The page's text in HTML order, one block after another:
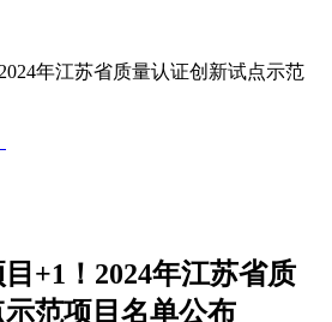
年江苏省质量认证创新试点示范
+1！2024年江苏省质
范项目名单公布